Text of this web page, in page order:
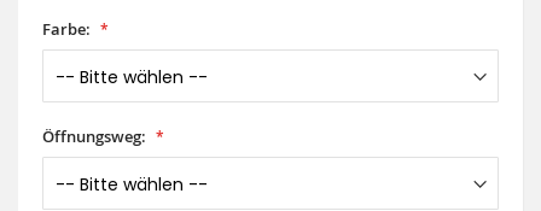
Farbe:
Öffnungsweg: